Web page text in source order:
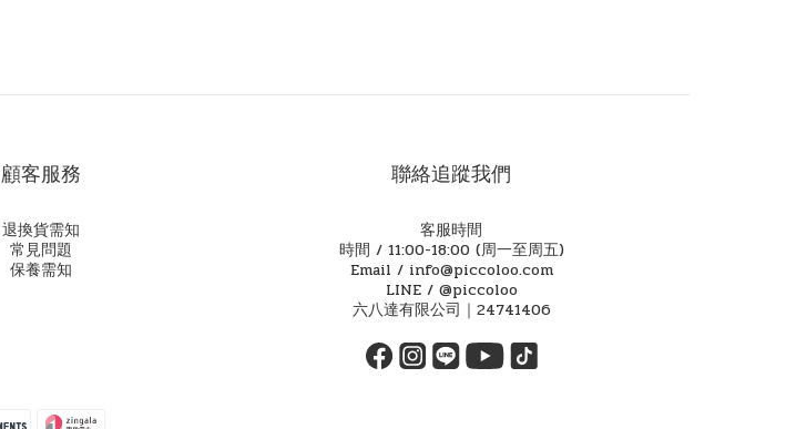
顧客服務
退換貨需知
常見問題
保養需知
聯絡追蹤我們
客服時間
時間 / 11:00-18:00 (周一至周五)
Email / info@piccoloo.com
LINE / @piccoloo
六八達有限公司｜24741406